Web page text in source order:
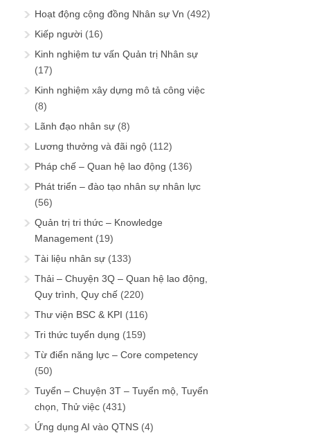
Hoạt động cộng đồng Nhân sự Vn (492)
Kiếp người (16)
Kinh nghiệm tư vấn Quản trị Nhân sự
(17)
Kinh nghiệm xây dựng mô tả công việc
(8)
Lãnh đạo nhân sự (8)
Lương thưởng và đãi ngộ (112)
Pháp chế – Quan hệ lao động (136)
Phát triển – đào tạo nhân sự nhân lực
(56)
Quản trị tri thức – Knowledge
Management (19)
Tài liệu nhân sự (133)
Thải – Chuyện 3Q – Quan hệ lao động,
Quy trình, Quy chế (220)
Thư viện BSC & KPI (116)
Tri thức tuyển dụng (159)
Từ điển năng lực – Core competency
(50)
Tuyển – Chuyện 3T – Tuyển mộ, Tuyển
chọn, Thử việc (431)
Ứng dụng AI vào QTNS (4)